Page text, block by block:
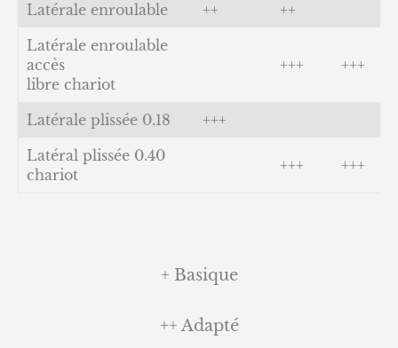
Latérale enroulable
++
++
Latérale enroulable
accès
libre chariot
+++ +++
Latérale plissée 0.18
+++
Latéral plissée 0.40
chariot
+++ +++
+ Basique
++ Adapté